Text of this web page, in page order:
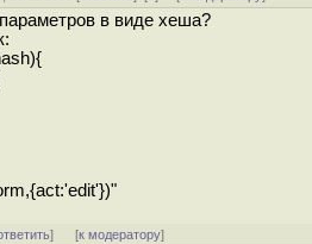
в виде хеша?
] [к модератору]